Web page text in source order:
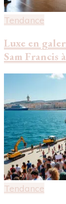
Tendance
Luxe en
Sam Francis
Tendance